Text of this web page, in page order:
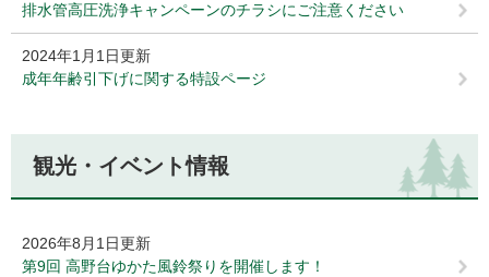
排水管高圧洗浄キャンペーンのチラシにご注意ください
2024年1月1日更新
成年年齢引下げに関する特設ページ
観光・イベント情報
2026年8月1日更新
第9回 高野台ゆかた風鈴祭りを開催します！